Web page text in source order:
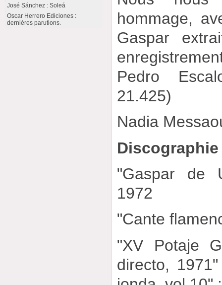
hommage,
Gaspar
Pedro
21.425)
Nadia
Discographie
"Gaspar de
1972
"Cante
"XV Potaje
directo,
José Sánchez : Soleá
Oscar Herrero Ediciones :
dernières parutions.